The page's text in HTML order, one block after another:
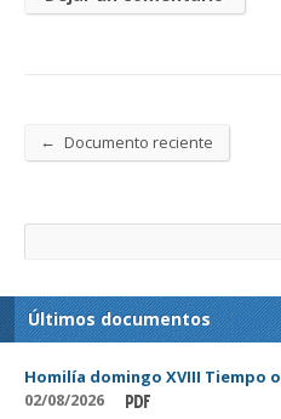
← Documento reciente
Buscar
Últimos documentos
Homilía domingo XVIII Tiempo
02/08/2026